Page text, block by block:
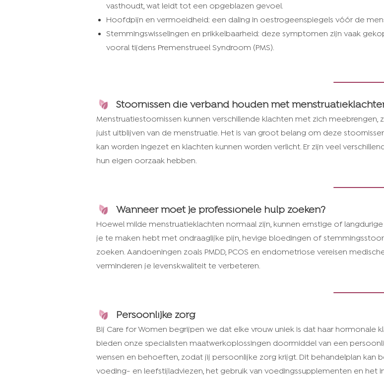
vasthoudt, wat leidt tot een opgeblazen gevoel.
Hoofdpijn en vermoeidheid: een daling in oestrogeenspiegels vóór de
Stemmingswisselingen en prikkelbaarheid: deze symptomen zijn vaak
vooral tijdens Premenstrueel Syndroom (PMS).
Stoornissen die verband houden met
Menstruatiestoornissen kunnen verschillende klachten met zich
juist uitblijven van de menstruatie. Het is van groot belang om deze
kan worden ingezet en klachten kunnen worden verlicht. Er zijn veel
hun eigen oorzaak hebben.
Wanneer moet je professionele hulp zoeken?
Hoewel milde menstruatieklachten normaal zijn, kunnen ernstige of
je te maken hebt met ondraaglijke pijn, hevige bloedingen of
zoeken. Aandoeningen zoals PMDD, PCOS en endometriose vereisen
verminderen je levenskwaliteit te verbeteren.
Persoonlijke zorg
Bij Care for Women begrijpen we dat elke vrouw uniek is dat haar hormonale
bieden onze specialisten maatwerkoplossingen doormiddel van een
wensen en behoeften, zodat jij persoonlijke zorg krijgt. Dit behandelplan kan
voeding- en leefstijladviezen, het gebruik van voedingssupplementen en het